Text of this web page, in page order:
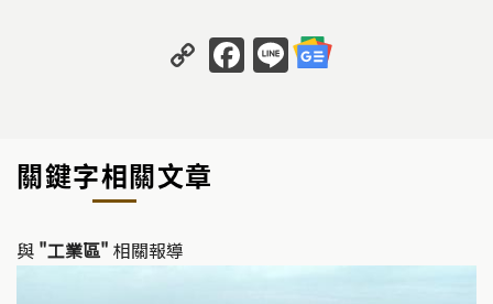
C
o
y
Li
k
F
a
o
Li
n
關鍵字相關文章
與 "工業區" 相關報導